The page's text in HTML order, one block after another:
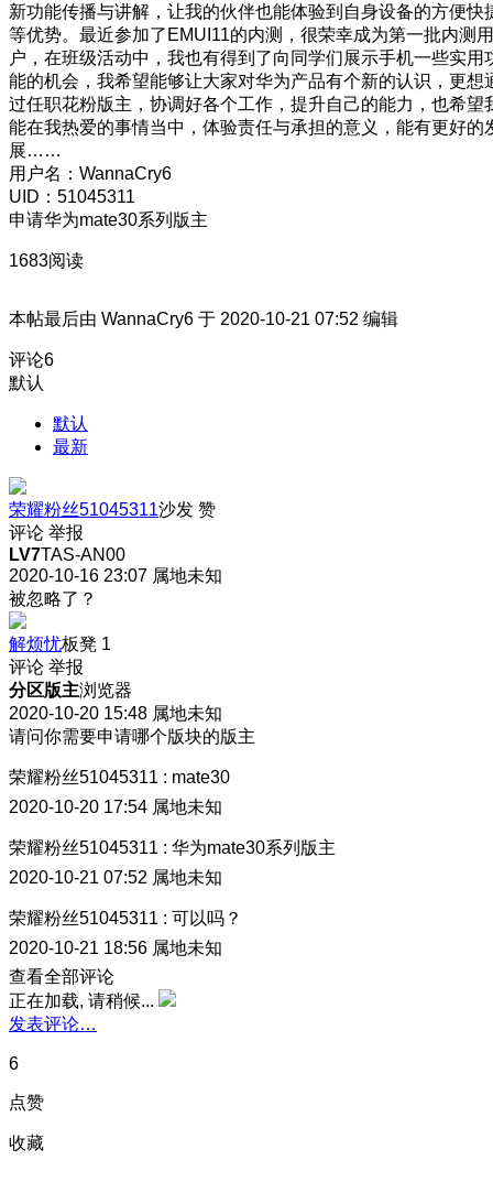
新功能传播与讲解，让我的伙伴也能体验到自身设备的方便快
等优势。最近参加了EMUI11的内测，很荣幸成为第一批内测用
户，在班级活动中，我也有得到了向同学们展示手机一些实用
能的机会，我希望能够让大家对华为产品有个新的认识，更想
过任职花粉版主，协调好各个工作，提升自己的能力，也希望
能在我热爱的事情当中，体验责任与承担的意义，能有更好的
展……
用户名：WannaCry6
UID：51045311
申请华为mate30系列版主
1683阅读
本帖最后由 WannaCry6 于 2020-10-21 07:52 编辑
评论6
默认
默认
最新
荣耀粉丝51045311沙发 赞
评论 举报
LV7TAS-AN00
2020-10-16 23:07 属地未知
被忽略了？
解烦忧板凳 1
评论 举报
分区版主浏览器
2020-10-20 15:48 属地未知
请问你需要申请哪个版块的版主
荣耀粉丝51045311 : mate30
2020-10-20 17:54 属地未知
荣耀粉丝51045311 : 华为mate30系列版主
2020-10-21 07:52 属地未知
荣耀粉丝51045311 : 可以吗？
2020-10-21 18:56 属地未知
查看全部评论
正在加载, 请稍候...
发表评论…
6
点赞
收藏